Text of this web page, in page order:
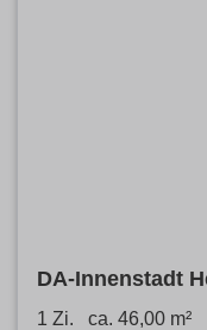
DA-Innenstadt
großzügiges 1
1 Zi. ca. 46,00 m²